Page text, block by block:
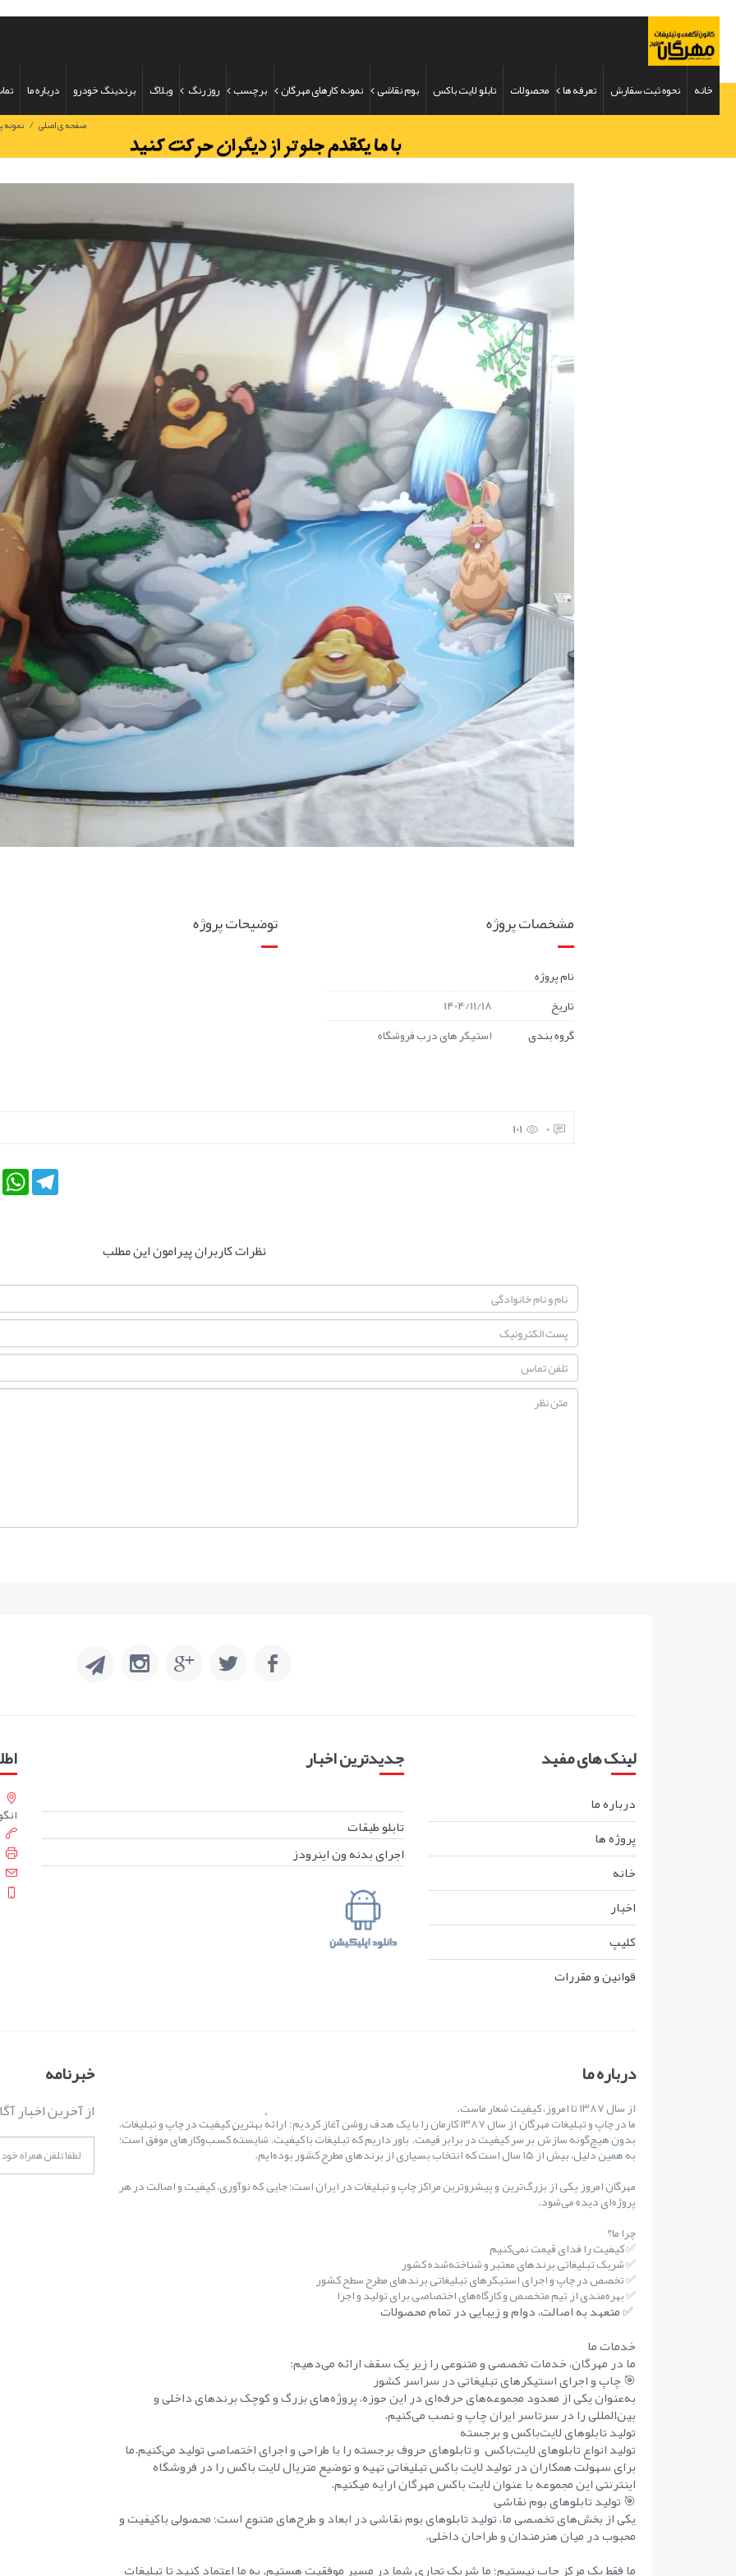
خانه نحوه ثبت سفارش تعرفه ها محصولات تابلو لایت باکس بوم نقاشی نمونه کارهای مهرگان برچسب روز رنگ وبلاگ برندینگ خودرو درباره ما
صفحه ی اصلی / نمونه
توضیحات پروژه مشخصات پروژه
نام پروژه
تاریخ
1404/11/18
گروه بندی
استیکر های درب فروشگاه
0
101
Telegram
نظرات کاربران پیرامون این مطلب
لینک های مفید
درباره ما
پروژه ها
خانه
اخبار
کليپ
قوانين و مقررات
جدیدترین اخبار
تابلو طبقات
اجرای بدنه ون اینرودز
درباره ما
از سال ۱۳۸۷ تا امروز، کیفیت شعار ماست.
ما در چاپ و تبلیغات مهرگان از سال ۱۳۸۷ کارمان را با یک هدف روشن آغاز کردیم: ارائهٔ بهترین کیفیت در چاپ و تبلیغات،
بدون هیچ‌گونه سازش بر سر کیفیت در برابر قیمت. باور داریم که تبلیغات با کیفیت، شایستهٔ کسب‌وکارهای موفق است؛
به همین دلیل، بیش از ۱۵ سال است که انتخاب بسیاری از برندهای مطرح کشور بوده‌ایم.
مهرگان امروز یکی از بزرگ‌ترین و پیشروترین مراکز چاپ و تبلیغات در ایران است؛ جایی که نوآوری، کیفیت و اصالت در هر
پروژه‌ای دیده می‌شود.
چرا ما؟
✅ کیفیت را فدای قیمت نمی‌کنیم
✅ شریک تبلیغاتی برندهای معتبر و شناخته‌شده کشور
✅ تخصص در چاپ و اجرای استیکرهای تبلیغاتی برندهای مطرح سطح کشور
✅ بهره‌مندی از تیم متخصص و کارگاه‌های اختصاصی برای تولید و اجرا
✅ متعهد به اصالت، دوام و زیبایی در تمام محصولات
خدمات ما
ما در مهرگان، خدمات تخصصی و متنوعی را زیر یک سقف ارائه می‌دهیم:
🎯 چاپ و اجرای استیکرهای تبلیغاتی در سراسر کشور
به‌عنوان یکی از معدود مجموعه‌های حرفه‌ای در این حوزه، پروژه‌های بزرگ و کوچک برندهای داخلی و
بین‌المللی را در سرتاسر ایران چاپ و نصب می‌کنیم.
تولید تابلوهای لایت‌باکس و برجسته
تولید انواع تابلوهای لایت‌باکس و تابلوهای حروف برجسته را با طراحی و اجرای اختصاصی تولید می‌کنیم.ما
برای سهولت همکاران در تولید لایت باکس تبلیغاتی تهیه و توضیع متریال لایت باکس را در فروشگاه
اینترنتی این مجموعه با عنوان لایت باکس مهرگان ارایه میکنیم.
🎯 تولید تابلوهای بوم نقاشی
یکی از بخش‌های تخصصی ما، تولید تابلوهای بوم نقاشی در ابعاد و طرح‌های متنوع است؛ محصولی باکیفیت و
محبوب در میان هنرمندان و طراحان داخلی.
ما فقط یک مرکز چاپ نیستیم؛ ما شریک تجاری شما در مسیر موفقیت هستیم. به ما اعتماد کنید تا تبلیغات
خبرنامه
از آخرین اخبار